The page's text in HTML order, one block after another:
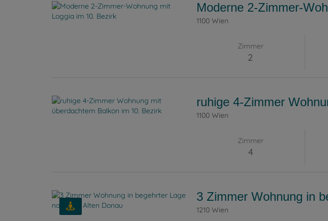
Moderne 2-Zimmer-
1100 Wien
Zimmer
2
ruhige 4-Zimmer
1100 Wien
Zimmer
4
3 Zimmer Wohnung in
1210 Wien